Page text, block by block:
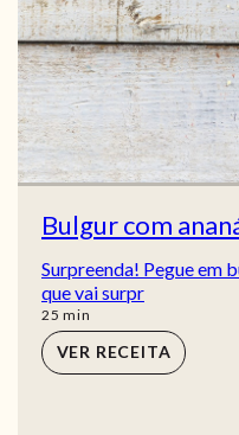
Bulgur com
Surpreenda! Pegue em
que vai surpr
25 min
min
VER RECEITA